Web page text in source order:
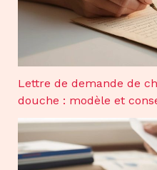
Lettre de demande de
douche : modèle et